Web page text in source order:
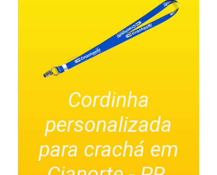
Cordinha
personalizada
para crachá em